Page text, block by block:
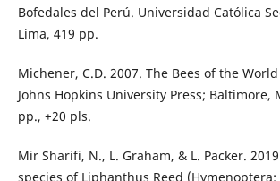
Bofedales del Perú. Universidad Católica
Lima, 419 pp.
Michener, C.D. 2007. The Bees of the
Johns Hopkins University Press; Baltimore,
pp., +20 pls.
Mir Sharifi, N., L. Graham, & L. Packer.
species of Liphanthus Reed